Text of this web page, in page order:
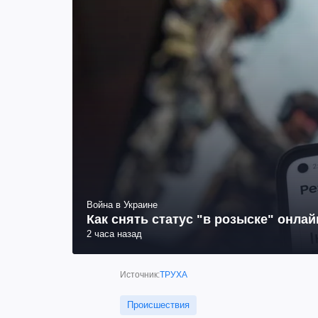
Война в Украине
Как снять статус "в розыске"
2 часа назад
Источник:ТРУХА
Происшествия